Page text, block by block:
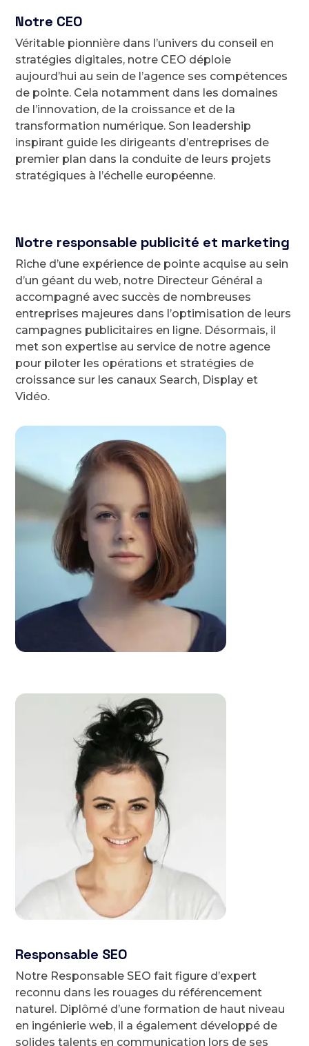
Notre CEO
Véritable pionnière dans l’univers du conseil en
stratégies digitales, notre CEO déploie
aujourd’hui au sein de l’agence ses compétences
de pointe. Cela notamment dans les domaines
de l’innovation, de la croissance et de la
transformation numérique. Son leadership
inspirant guide les dirigeants d’entreprises de
premier plan dans la conduite de leurs projets
stratégiques à l’échelle européenne.
Notre responsable publicité et marketing
Riche d’une expérience de pointe acquise au sein
d’un géant du web, notre Directeur Général a
accompagné avec succès de nombreuses
entreprises majeures dans l’optimisation de leurs
campagnes publicitaires en ligne. Désormais, il
met son expertise au service de notre agence
pour piloter les opérations et stratégies de
croissance sur les canaux Search, Display et
Vidéo.
Responsable SEO
Notre Responsable SEO fait figure d’expert
reconnu dans les rouages du référencement
naturel. Diplômé d’une formation de haut niveau
en ingénierie web, il a également développé de
solides talents en communication lors de ses